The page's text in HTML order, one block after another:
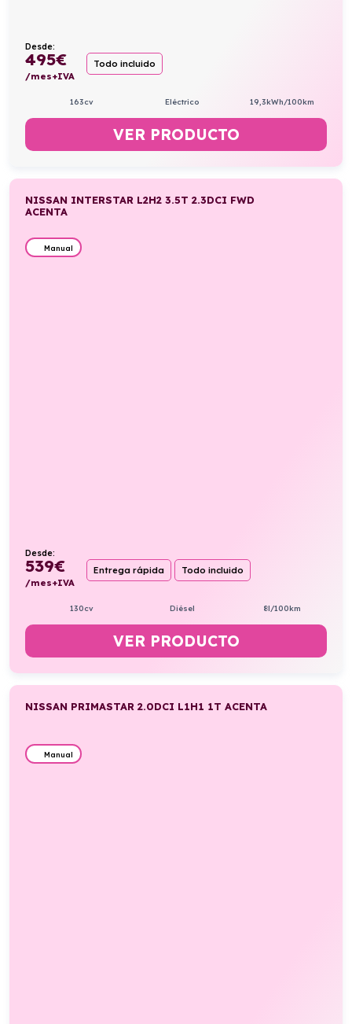
Desde:
495€
/mes+IVA
Todo incluido
163cv Eléctrico 19,3kWh/100km
VER PRODUCTO
NISSAN INTERSTAR L2H2 3.5T 2.3DCI FWD
ACENTA
Manual
Desde:
539€
/mes+IVA
Entrega rápida Todo incluido
130cv Diésel 8l/100km
VER PRODUCTO
NISSAN PRIMASTAR 2.0DCI L1H1 1T ACENTA
Manual